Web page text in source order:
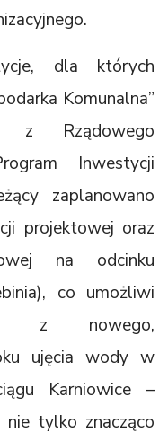
dla których
Komunalna”
z Rządowego
Inwestycji
zaplanowano
projektowej oraz
na odcinku
co umożliwi
z nowego,
ujęcia wody w
Karniowice –
tylko znacząco